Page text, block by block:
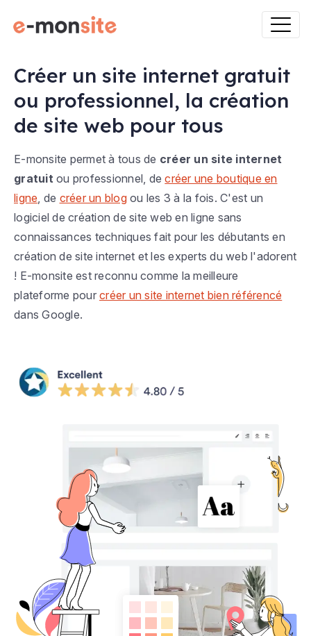
Créer un site internet gratuit
ou professionnel, la création
de site web pour tous
E-monsite permet à tous de créer un site internet
gratuit ou professionnel, decréer une boutique en
ligne , de créer un blogou les 3 à la fois. C'est un
logiciel de création de site web en ligne sans
connaissances techniques fait pour les débutants en
création de site internet et les experts du web l'adorent
! E-monsite est reconnu comme la meilleure
plateforme pour créer un site internet bien référencé
dans Google.